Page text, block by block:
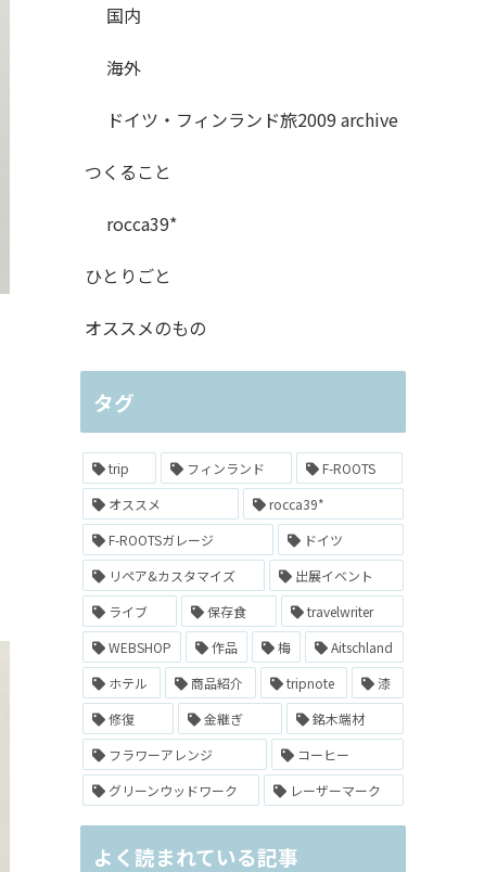
国内
海外
ドイツ・フィンランド旅2009 archive
つくること
rocca39*
ひとりごと
オススメのもの
タグ
trip フィンランド
F-ROOTS
オススメ
rocca39*
F-ROOTSガレージ
ドイツ
リペア&カスタマイズ
出展イベント
ライブ
保存食
travelwriter
WEBSHOP
作品 梅
Aitschland
ホテル
商品紹介 tripnote
漆
修復
金継ぎ
銘木端材
フラワーアレンジ
コーヒー
グリーンウッドワーク
レーザーマーク
よく読まれている記事